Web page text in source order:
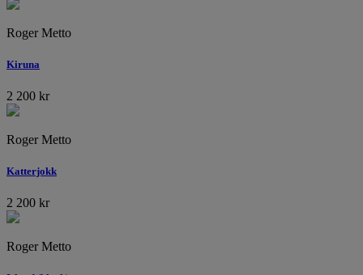
Roger Metto
Kiruna
2 200 kr
Roger Metto
Katterjokk
2 200 kr
Roger Metto